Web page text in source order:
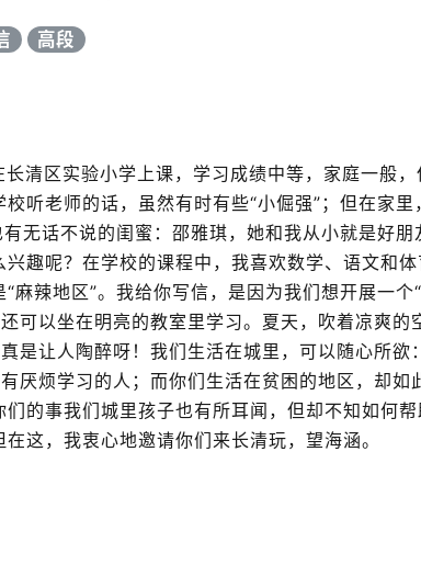
高段
区实验小学上课，学习成绩中等，家庭一般，
听老师的话，虽然有时有些“小倔强”；但在家里
无话不说的闺蜜：邵雅琪，她和我从小就是好朋
趣呢？在学校的课程中，我喜欢数学、语文和
辣地区”。我给你写信，是因为我们想开展一个
以坐在明亮的教室里学习。夏天，吹着凉爽的
让人陶醉呀！我们生活在城里，可以随心所欲
烦学习的人；而你们生活在贫困的地区，却如
的事我们城里孩子也有所耳闻，但却不知如何帮
这，我衷心地邀请你们来长清玩，望海涵。